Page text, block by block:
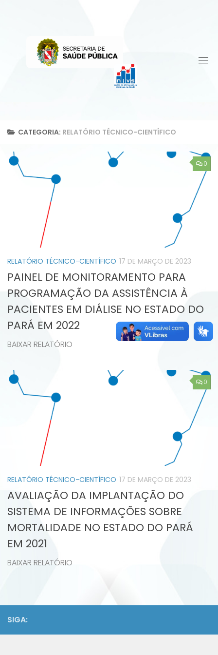
CATEGORIA: RELATÓRIO TÉCNICO-CIENTÍFICO
0
RELATÓRIO TÉCNICO-CIENTÍFICO 17 DE MARÇO DE 2023
PAINEL DE MONITORAMENTO PARA
PROGRAMAÇÃO DA ASSISTÊNCIA À
PACIENTES EM DIÁLISE NO ESTADO DO
PARÁ EM 2022
BAIXAR RELATÓRIO
0
RELATÓRIO TÉCNICO-CIENTÍFICO 17 DE MARÇO DE 2023
AVALIAÇÃO DA IMPLANTAÇÃO DO
SISTEMA DE INFORMAÇÕES SOBRE
MORTALIDADE NO ESTADO DO PARÁ
EM 2021
BAIXAR RELATÓRIO
SIGA: